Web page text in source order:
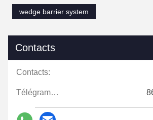
wedge barrier system
Contacts
Contacts:
Télégramme: